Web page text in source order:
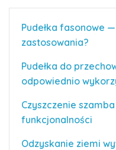
Pudełka fasonowe
zastosowania?
Pudełka do
odpowiednio
Czyszczenie
funkcjonalności
Odzyskanie ziemi